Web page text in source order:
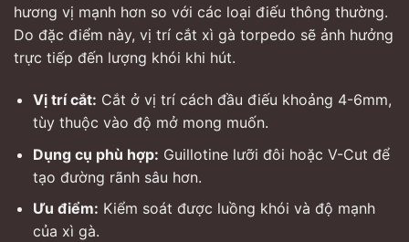
hương vị mạnh hơn so với các loại điếu thông thường.
Do đặc điểm này, vị trí cắt xì gà torpedo sẽ ảnh hưởng
trực tiếp đến lượng khói khi hút.
Vị trí cắt: Cắt ở vị trí cách đầu điếu khoảng 4-6mm,
tùy thuộc vào độ mở mong muốn.
Dụng cụ phù hợp: Guillotine lưỡi đôi hoặc V-Cut để
tạo đường rãnh sâu hơn.
Ưu điểm: Kiểm soát được luồng khói và độ mạnh
của xì gà.